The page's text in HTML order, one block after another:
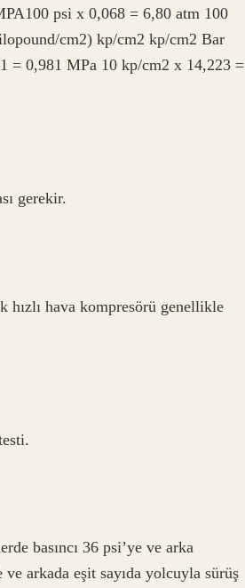
psi x 0,068 = 6,80 atm 100
cm2) kp/cm2 kp/cm2 Bar
= 0,981 MPa 10 kp/cm2 x 14,223 =
gerekir.
hava kompresörü genellikle
basıncı 36 psi’ye ve arka
arkada eşit sayıda yolcuyla sürüş